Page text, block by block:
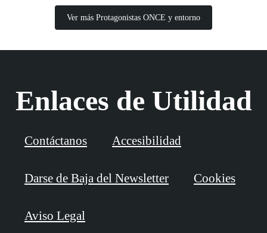
Ver más Protagonistas ONCE y entorno
Enlaces de Utilidad
Contáctanos Accesibilidad
Darse de Baja del Newsletter Cookies
Aviso Legal